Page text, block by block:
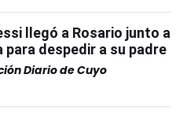
llegó a Rosario junto a
para despedir a su padre
Diario de Cuyo